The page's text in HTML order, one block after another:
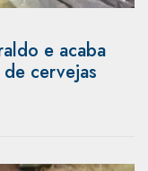
e acaba
cervejas